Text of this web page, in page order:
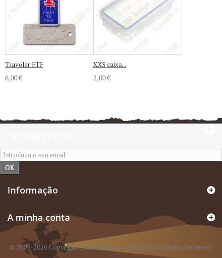
Traveler FTF
6,00 €
XXS caixa...
2,00 €
OK
Informação
A minha conta
© 2009-2026 Copyright CacheBoutique - SAS iGilli. All Rights Reserved.